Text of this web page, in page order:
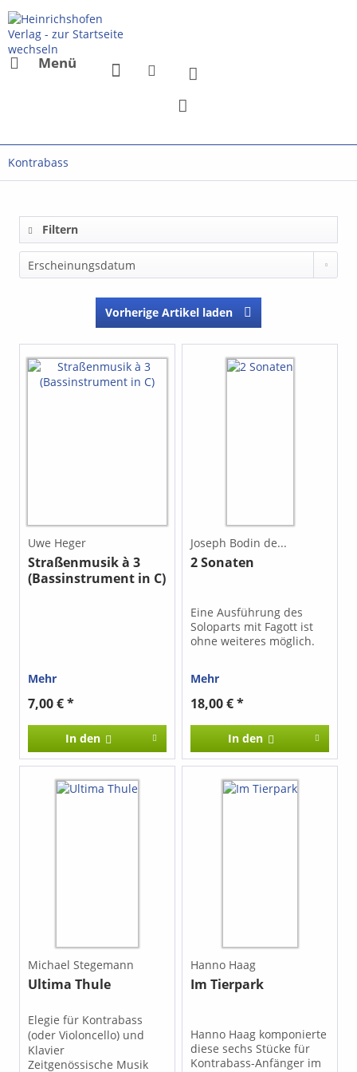
Menü
Kontrabass
Filtern
Vorherige Artikel laden
Uwe Heger
Straßenmusik à 3
(Bassinstrument in C)
Mehr
7,00 € *
In den
Joseph Bodin de...
2 Sonaten
Eine Ausführung des
Soloparts mit Fagott ist
ohne weiteres möglich.
Mehr
18,00 € *
In den
Michael Stegemann
Ultima Thule
Elegie für Kontrabass
(oder Violoncello) und
Klavier
Zeitgenössische Musik
Hanno Haag
Im Tierpark
Hanno Haag komponierte
diese sechs Stücke für
Kontrabass-Anfänger im